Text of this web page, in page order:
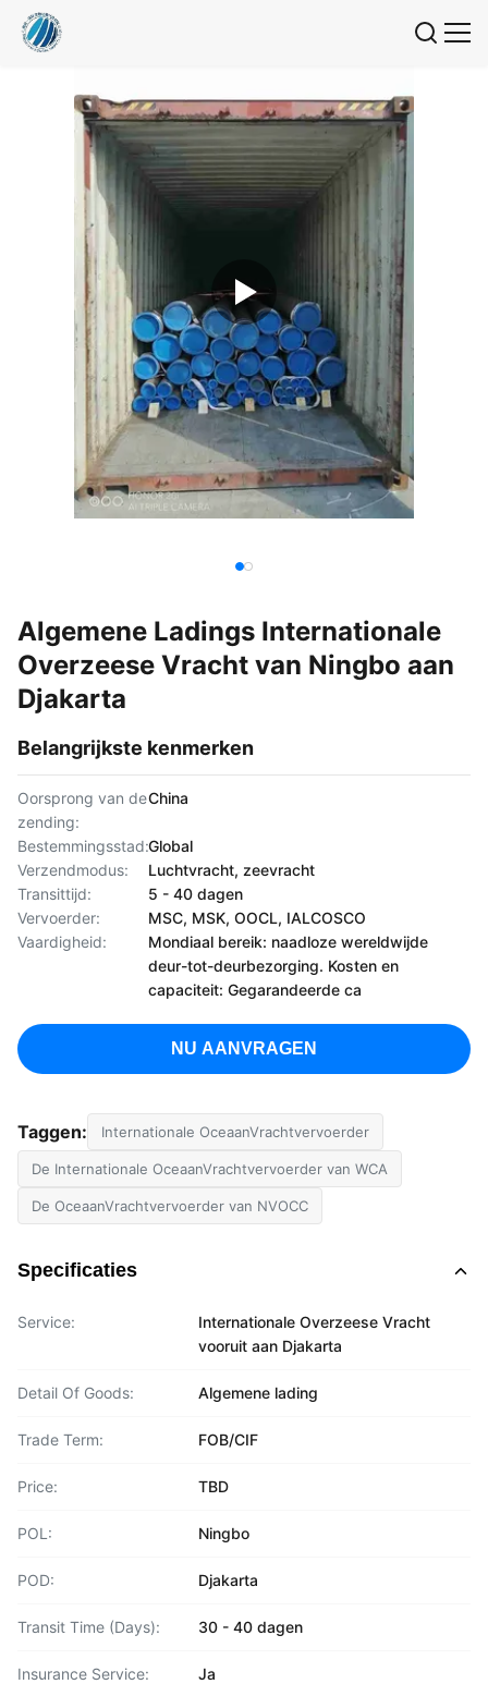
Algemene Ladings Internationale
Overzeese Vracht van Ningbo aan
Djakarta
Belangrijkste kenmerken
Oorsprong van de
zending:
China
Bestemmingsstad:Global
Verzendmodus:
Luchtvracht, zeevracht
Transittijd:
5 - 40 dagen
Vervoerder:
MSC, MSK, OOCL, IALCOSCO
Vaardigheid:
Mondiaal bereik: naadloze wereldwijde
deur-tot-deurbezorging. Kosten en
capaciteit: Gegarandeerde ca
NU AANVRAGEN
Taggen: Internationale OceaanVrachtvervoerder
De Internationale OceaanVrachtvervoerder van WCA
De OceaanVrachtvervoerder van NVOCC
Specificaties
Service:
Internationale Overzeese Vracht
vooruit aan Djakarta
Detail Of Goods: Algemene lading
Trade Term: FOB/CIF
Price: TBD
POL: Ningbo
POD: Djakarta
Transit Time (Days): 30 - 40 dagen
Insurance Service: Ja